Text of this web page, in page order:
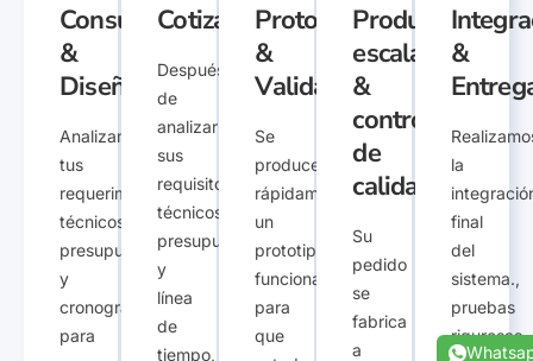
Consulta
&
Diseño
Analizamos
tus
requerimientos
técnicos,
presupuesto,
y
cronograma
para
Cotización
Después
de
analizar
sus
requisitos
técnicos,
presupuesto,
y
línea
de
tiempo,
Prototipo
&
Validación
Se
produce
rápidamente
un
prototipo
funcional
para
que
Producción
escalada
&
control
de
calidad
Su
pedido
se
fabrica
a
&
la
final
del
sistema.,
pruebas
rigurosas,